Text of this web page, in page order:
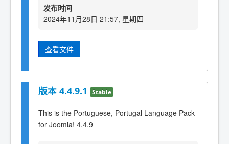
发布时间
2024年11月28日 21:57, 星期四
查看文件
版本 4.4.9.1 Stable
This is the Portuguese, Portugal Language Pack
for Joomla! 4.4.9